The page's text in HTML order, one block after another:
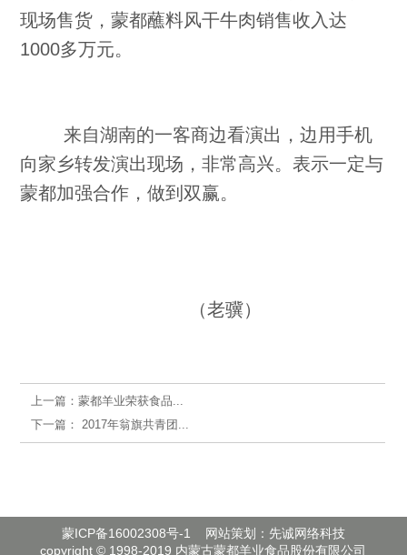
现场售货，蒙都蘸料风干牛肉销售收入达
1000多万元。
来自湖南的一客商边看演出，边用手机
向家乡转发演出现场，非常高兴。表示一定与
蒙都加强合作，做到双赢。
（老骥）
上一篇：蒙都羊业荣获食品...
下一篇： 2017年翁旗共青团...
蒙ICP备16002308号-1
网站策划：先诚网络科技
copyright © 1998-2019 内蒙古蒙都羊业食品股份有限公司